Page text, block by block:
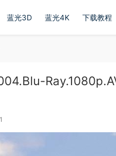
蓝光3D 蓝光4K 下载教程
1